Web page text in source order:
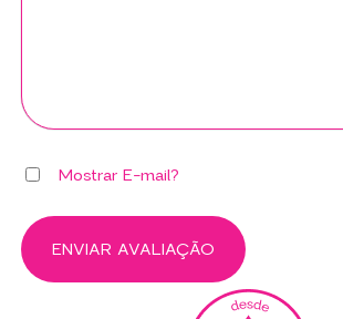
Mostrar E-mail?
ENVIAR AVALIAÇÃO